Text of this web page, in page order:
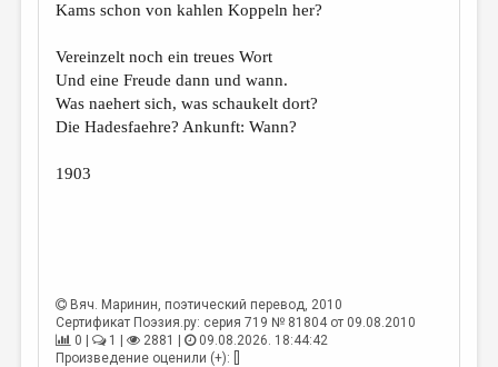
КУЛЬТУРОВЕДЕНИЕ
ПУБЛИЦИСТИКА
РЕЦЕНЗИРОВАНИЕ
ЦИКЛЫ ПУБЛИКАЦИЙ
ТРЕДИАКОВСКИЙ
Kams schon von kahlen Koppeln her?
Vereinzelt noch ein treues Wort
Und eine Freude dann und wann.
Was naehert sich, was schaukelt dort?
Die Hadesfaehre? Ankunft: Wann?
1903
Вяч. Маринин, поэтический перевод, 2010
Сертификат Поэзия.ру: серия 719 № 81804 от 09.08.2010
0 |
1 | 2881 |
09.08.2026. 18:44:42
Произведение оценили (+): []